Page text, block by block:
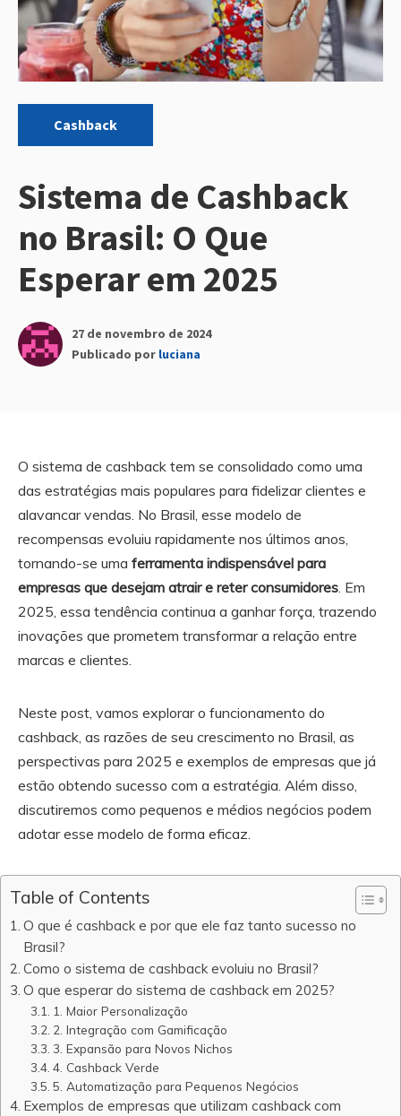
Cashback
Sistema de Cashback
no Brasil: O Que
Esperar em 2025
27 de novembro de 2024
Publicado por luciana
O sistema de cashback tem se consolidado como uma
das estratégias mais populares para fidelizar clientes e
alavancar vendas. No Brasil, esse modelo de
recompensas evoluiu rapidamente nos últimos anos,
tornando-se uma ferramenta indispensável para
empresas que desejam atrair e reter consumidores . Em
2025, essa tendência continua a ganhar força, trazendo
inovações que prometem transformar a relação entre
marcas e clientes.
Neste post, vamos explorar o funcionamento do
cashback, as razões de seu crescimento no Brasil, as
perspectivas para 2025 e exemplos de empresas que já
estão obtendo sucesso com a estratégia. Além disso,
discutiremos como pequenos e médios negócios podem
adotar esse modelo de forma eficaz.
Table of Contents
O que é cashback e por que ele faz tanto sucesso no
Brasil?
Como o sistema de cashback evoluiu no Brasil?
O que esperar do sistema de cashback em 2025?
1. Maior Personalização
2. Integração com Gamificação
3. Expansão para Novos Nichos
4. Cashback Verde
5. Automatização para Pequenos Negócios
Exemplos de empresas que utilizam cashback com